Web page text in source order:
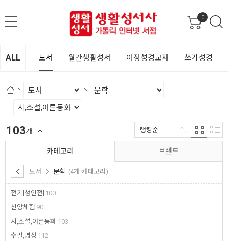
0
ALL 도서 월간생활성서 여정성경교재 쓰기성경
카테고리
도서 문학 (4개 카테고리)
전기[성인전] 100
신앙체험 90
시,소설,어른동화 103
수필,명상 112
브랜드
103개 랭킹순